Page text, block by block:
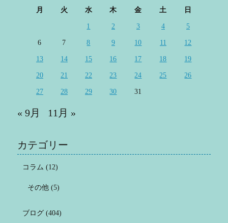
月
火 水 木 金 土 日
1 2 3 4 5
6 7 8 9 10 11 12
13 14 15 16 17 18 19
20 21 22 23 24 25 26
27 28 29 30 31
« 9月 11月 »
カテゴリー
コラム (12)
その他(5)
ブログ(404)